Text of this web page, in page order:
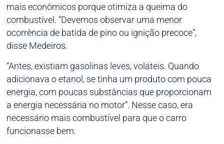
mais econômicos porque otimiza a queima do
combustível. “Devemos observar uma menor
ocorrência de batida de pino ou ignição precoce”,
disse Medeiros.
“Antes, existiam gasolinas leves, voláteis. Quando
adicionava o etanol, se tinha um produto com pouca
energia, com poucas substâncias que proporcionam
a energia necessária no motor”. Nesse caso, era
necessário mais combustível para que o carro
funcionasse bem.